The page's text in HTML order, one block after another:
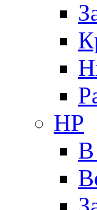
HP
В